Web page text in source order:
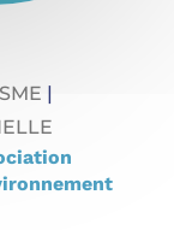
|